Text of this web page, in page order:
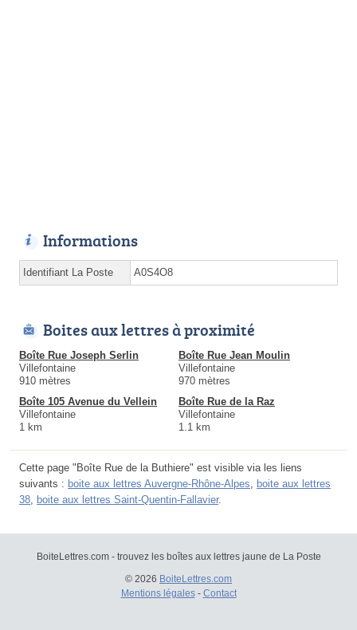
Informations
Identifiant La Poste A0S4O8
Boites aux lettres à proximité
Boîte Rue Joseph Serlin
Villefontaine
910 mètres
Boîte Rue Jean Moulin
Villefontaine
970 mètres
Boîte 105 Avenue du Vellein
Villefontaine
1 km
Boîte Rue de la Raz
Villefontaine
1.1 km
Cette page "Boîte Rue de la Buthiere" est visible via les liens
suivants : boite aux lettres Auvergne-Rhône-Alpes
boite aux lettres
38 boite aux lettres Saint-Quentin-Fallavier.
BoiteLettres.com - trouvez les boîtes aux lettres jaune de La Poste
© 2026 BoiteLettres.com
Mentions légales- Contact